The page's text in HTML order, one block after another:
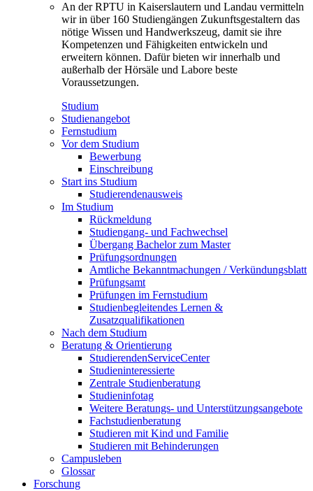
An der RPTU in Kaiserslautern und Landau vermitteln
wir in über 160 Studiengängen Zukunftsgestaltern das
nötige Wissen und Handwerkszeug, damit sie ihre
Kompetenzen und Fähigkeiten entwickeln und
erweitern können. Dafür bieten wir innerhalb und
außerhalb der Hörsäle und Labore beste
Voraussetzungen.
Studium
Studienangebot
Fernstudium
Vor dem Studium
Bewerbung
Einschreibung
Start ins Studium
Studierendenausweis
Im Studium
Rückmeldung
Studiengang- und Fachwechsel
Übergang Bachelor zum Master
Prüfungsordnungen
Amtliche Bekanntmachungen / Verkündungsblatt
Prüfungsamt
Prüfungen im Fernstudium
Studienbegleitendes Lernen &
Zusatzqualifikationen
Nach dem Studium
Beratung & Orientierung
StudierendenServiceCenter
Studieninteressierte
Zentrale Studienberatung
Studieninfotag
Weitere Beratungs- und Unterstützungsangebote
Fachstudienberatung
Studieren mit Kind und Familie
Studieren mit Behinderungen
Campusleben
Glossar
Forschung